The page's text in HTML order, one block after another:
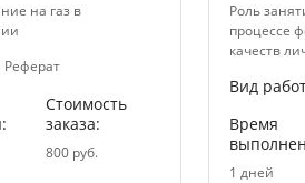
на газ в
Реферат
Стоимость
заказа:
800 руб.
Роль
процессе
качеств
Вид
Время
1 дней